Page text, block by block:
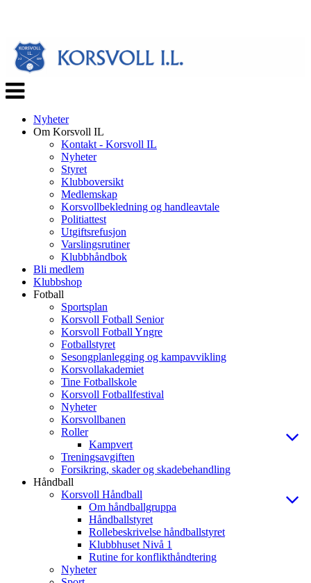
Veksle
navigasjon
Nyheter
Om Korsvoll IL
Kontakt - Korsvoll IL
Nyheter
Styret
Klubboversikt
Medlemskap
Korsvollbekledning og handleavtale
Politiattest
Utgiftsrefusjon
Varslingsrutiner
Klubbhåndbok
Bli medlem
Klubbshop
Fotball
Sportsplan
Korsvoll Fotball Senior
Korsvoll Fotball Yngre
Fotballstyret
Sesongplanlegging og kampavvikling
Korsvollakademiet
Tine Fotballskole
Korsvoll Fotballfestival
Nyheter
Korsvollbanen
Roller
Kampvert
Treningsavgiften
Forsikring, skader og skadebehandling
Håndball
Korsvoll Håndball
Om håndballgruppa
Håndballstyret
Rollebeskrivelse håndballstyret
Klubbhuset Nivå 1
Rutine for konflikthåndtering
Nyheter